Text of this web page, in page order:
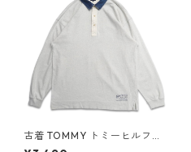
古着 TOMMY トミーヒルフィ
ガー 長袖ポロシャツ ネイビー